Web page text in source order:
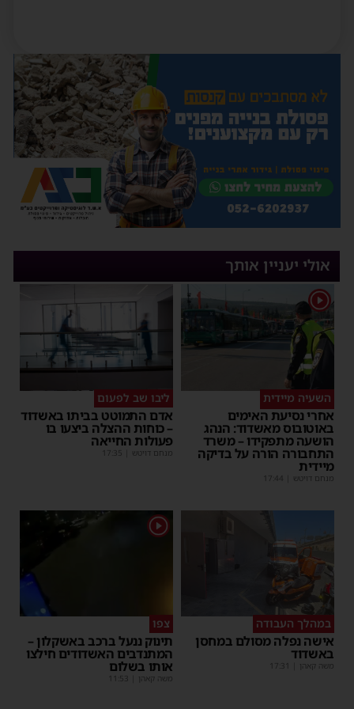
אולי יעניין אותך
1
השעיה מיידית
אחרי נסיעת האימים
באוטובוס מאשדוד: הנהג
הושעה מתפקידו – משרד
התחבורה הורה על בדיקה
מיידית
מנחם דויטש 17:44
ליבו שב לפעום
אדם התמוטט בביתו באשדוד
– כוחות ההצלה ביצעו בו
פעולות החייאה
מנחם דויטש 17:35
במהלך העבודה
אישה נפלה מסולם במחסן
באשדוד
משה קאהן 17:31
1
צפו
תינוק ננעל ברכב באשקלון –
המתנדבים האשדודים חילצו
אותו בשלום
משה קאהן 11:53